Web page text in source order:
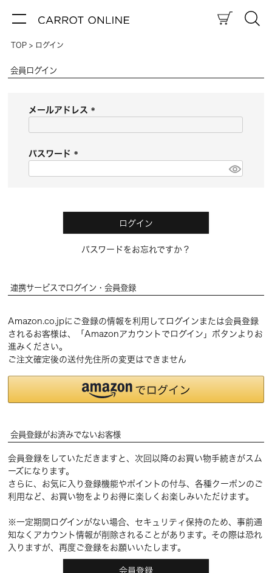
TOP ログイン
会員ログイン
メールアドレス
パスワード
ログイン
パスワードをお忘れですか？
連携サービスでログイン・会員登録
Amazon.co.jpにご登録の情報を利用してログインまたは会員登録
されるお客様は、「Amazonアカウントでログイン」ボタンよりお
進みください。
ご注文確定後の送付先住所の変更はできません
会員登録がお済みでないお客様
会員登録をしていただきますと、次回以降のお買い物手続きがスム
ーズになります。
さらに、お気に入り登録機能やポイントの付与、各種クーポンのご
利用など、お買い物をよりお得に楽しくお楽しみいただけます。
※一定期間ログインがない場合、セキュリティ保持のため、事前通
知なくアカウント情報が削除されることがあります。その際は恐れ
入りますが、再度ご登録をお願いいたします。
会員登録